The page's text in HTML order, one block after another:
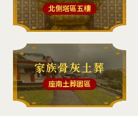
北側塔區五樓
家族骨灰土葬
座南土葬園區